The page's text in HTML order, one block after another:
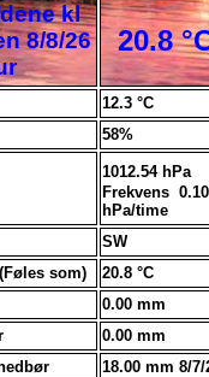
kl
8/8/26
20.8
12.3 °C
58%
1012.54 hPa
Frekvens
hPa/time
SW
som)
20.8 °C
0.00 mm
0.00 mm
18.00 mm 8/7/